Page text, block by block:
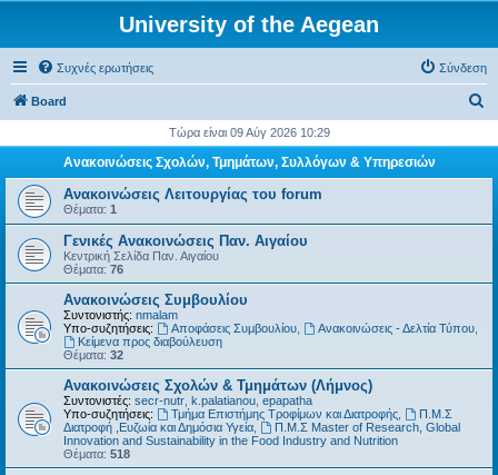
University of the Aegean
Συχνές ερωτήσεις Σύνδεση
Board
ζ
σ
Τώρα είναι 09 Αύγ 2026 10:29
Ανακοινώσεις Σχολών, Τμημάτων, Συλλόγων & Υπηρεσιών
Ανακοινώσεις Λειτουργίας του forum
Θέματα: 1
Γενικές Ανακοινώσεις Παν. Αιγαίου
Κεντρική Σελίδα Παν. Αιγαίου
Θέματα: 76
Ανακοινώσεις Συμβουλίου
Συντονιστής: nmalam
Υπο-συζητήσεις:
Αποφάσεις Συμβουλίου, Ανακοινώσεις - Δελτία Τύπου,
Kείμενα προς διαβούλευση
Θέματα: 32
Ανακοινώσεις Σχολών & Τμημάτων (Λήμνος)
Συντονιστές: secr-nutr k.palatianou epapatha
Υπο-συζητήσεις:
Τμήμα Επιστήμης Τροφίμων και Διατροφής,
Π.Μ.Σ
Διατροφή ,Ευζωία και Δημόσια Υγεία
Π.Μ.Σ Master of Research, Global
Innovation and Sustainability in the Food Industry and Nutrition
Θέματα: 518